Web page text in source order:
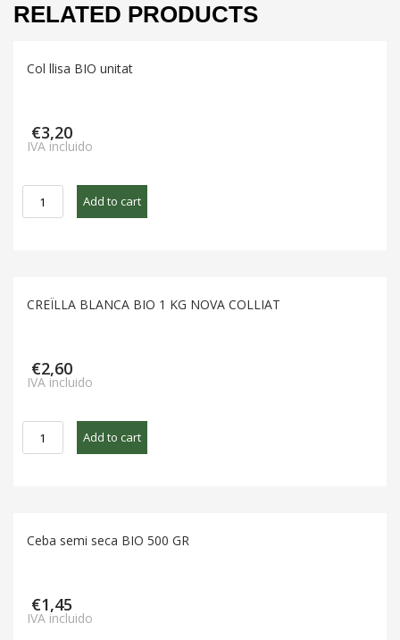
RELATED PRODUCTS
Col llisa BIO unitat
€3,20
IVA incluido
llisa
Add to cart
CREÏLLA BLANCA BIO 1 KG NOVA COLLIAT
€2,60
IVA incluido
BLANCA
COLLIAT
Add to cart
Ceba semi seca BIO 500 GR
€1,45
IVA incluido